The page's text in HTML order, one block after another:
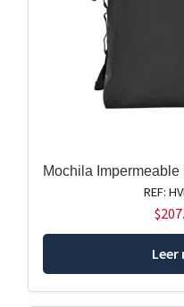
Mochila Impermeable
REF:
$
Leer